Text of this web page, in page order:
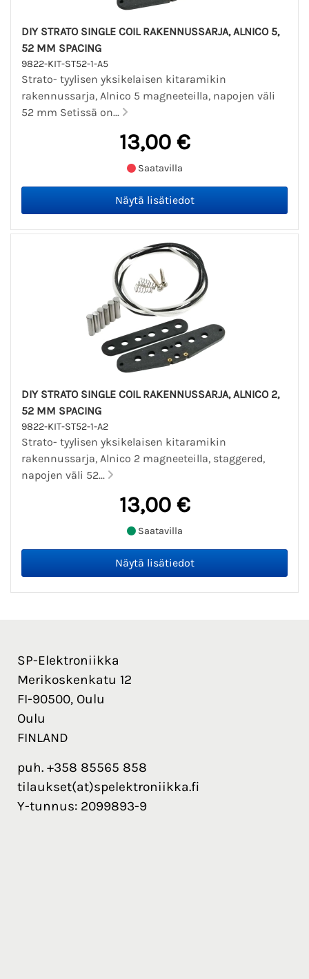
DIY STRATO SINGLE COIL RAKENNUSSARJA, ALNICO 5,
52 MM SPACING
9822-KIT-ST52-1-A5
Strato- tyylisen yksikelaisen kitaramikin
rakennussarja, Alnico 5 magneeteilla, napojen väli
52 mm Setissä on...
13,00 €
Saatavilla
DIY STRATO SINGLE COIL RAKENNUSSARJA, ALNICO 2,
52 MM SPACING
9822-KIT-ST52-1-A2
Strato- tyylisen yksikelaisen kitaramikin
rakennussarja, Alnico 2 magneeteilla, staggered,
napojen väli 52...
13,00 €
Saatavilla
SP-Elektroniikka
Merikoskenkatu 12
FI-90500, Oulu
Oulu
FINLAND
puh. +358 85565 858
tilaukset(at)spelektroniikka.fi
Y-tunnus: 2099893-9